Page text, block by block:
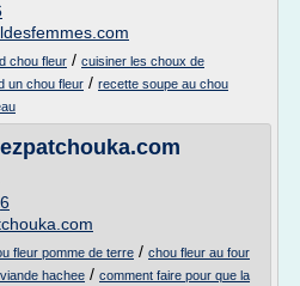
chou fleur / cuisiner les choux de
un chou fleur / recette soupe au chou
6
fleur pomme de terre / chou fleur au four
hachee / comment faire pour que la